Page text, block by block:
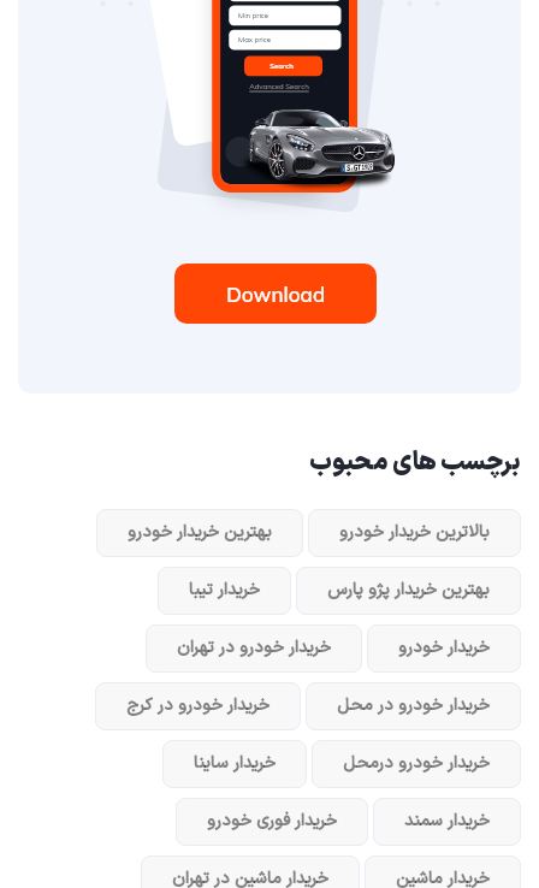
برچسب های محبوب
بالاترین خریدار خودرو بهترین خریدار خودرو
بهترین خریدار پژو پارس خریدار تیبا
خریدار خودرو خریدار خودرو در تهران
خریدار خودرو در محل خریدار خودرو در کرج
خریدار خودرو در‌محل خریدار ساینا
خریدار سمند خریدار فوری خودرو
خریدار ماشین خریدار ماشین در تهران